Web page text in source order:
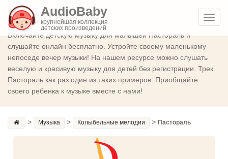
AudioBaby
крупнейшая коллекция
детских произведений
Пастораль
Включайте детскую музыку для малышей Пастораль и
слушайте онлайн бесплатно. Устройте своему маленькому
непоседе вечер музыки! На нашем ресурсе можно слушать
веселую и красивую музыку для детей без регистрации. Трек
Пастораль как раз один из таких примеров. Приобщайте
своего ребенка к музыке вместе с нами!
> Музыка > Колыбельные мелодии > Пастораль